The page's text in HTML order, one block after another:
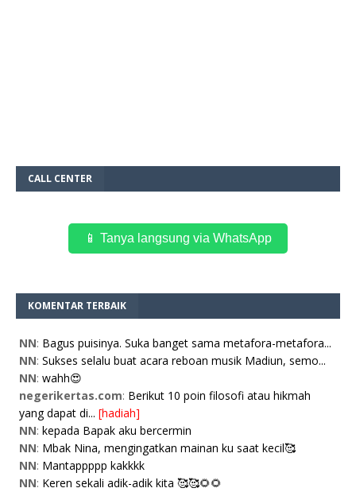
CALL CENTER
📱 Tanya langsung via WhatsApp
KOMENTAR TERBAIK
NN: Bagus puisinya. Suka banget sama metafora-metafora...
NN: Sukses selalu buat acara reboan musik Madiun, semo...
NN: wahh😍
negerikertas.com: Berikut 10 poin filosofi atau hikmah
yang dapat di... [hadiah]
NN: kepada Bapak aku bercermin
NN: Mbak Nina, mengingatkan mainan ku saat kecil🥰
NN: Mantappppp kakkkk
NN: Keren sekali adik-adik kita 🥰🥰🌻🌻